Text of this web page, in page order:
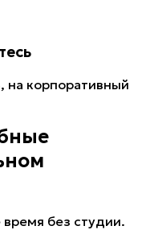
на корпоративный
без студии.